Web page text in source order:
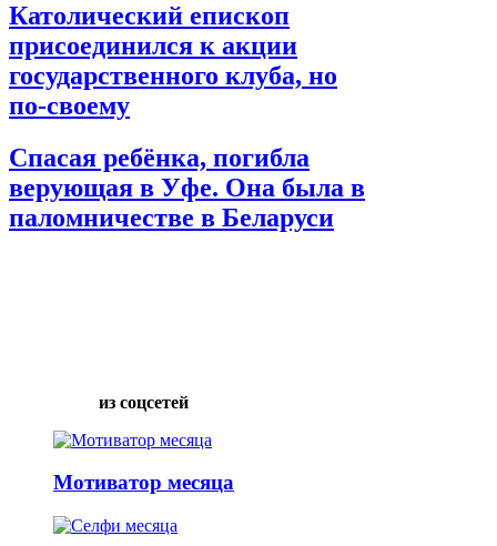
Католический епископ
присоединился к акции
государственного клуба, но
по-своему
Спасая ребёнка, погибла
верующая в Уфе. Она была в
паломничестве в Беларуси
из соцсетей
Мотиватор месяца